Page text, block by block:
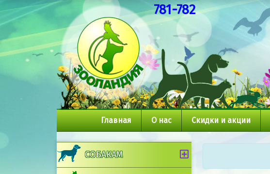
781-782
Главная О нас Скидки и акции
СОБАКАМ